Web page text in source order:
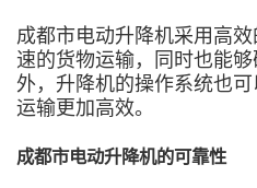
成都市电动升降机采用高
速的货物运输，同时也能
外，升降机的操作系统也
运输更加高效。
成都市电动升降机的可靠性